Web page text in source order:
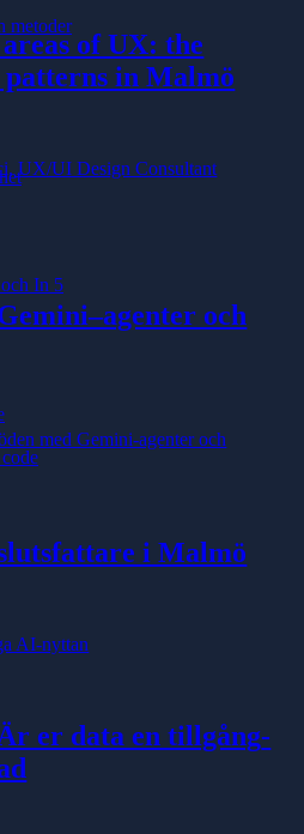
metoder
In 5
of UX: the
in Malmö
UX/UI Design Consultant
och
med Gemini-agenter och
i Malmö
AI-nyttan
er data en tillgång-